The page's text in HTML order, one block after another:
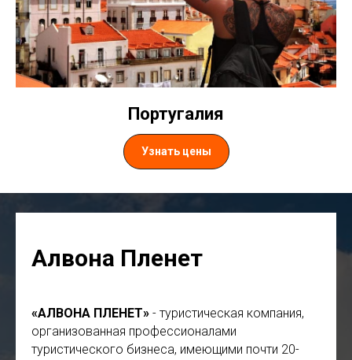
Португалия
Узнать цены
Алвона Пленет
«АЛВОНА ПЛЕНЕТ» - туристическая компания,
организованная профессионалами
туристического бизнеса, имеющими почти 20-